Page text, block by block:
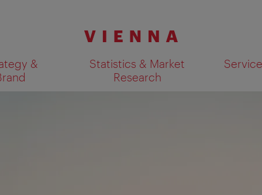
&
Statistics & Market
Research